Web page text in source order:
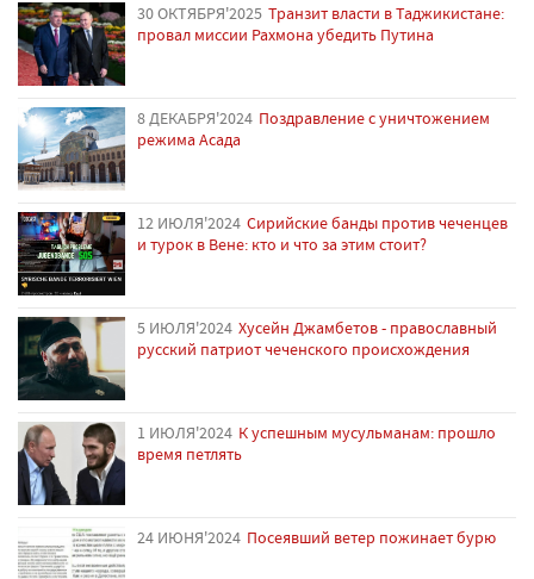
30 ОКТЯБРЯ'2025 Транзит власти в Таджикистане:
провал миссии Рахмона убедить Путина
8 ДЕКАБРЯ'2024 Поздравление с уничтожением
режима Асада
12 ИЮЛЯ'2024 Сирийские банды против чеченцев
и турок в Вене: кто и что за этим стоит?
5 ИЮЛЯ'2024 Хусейн Джамбетов - православный
русский патриот чеченского происхождения
1 ИЮЛЯ'2024 К успешным мусульманам: прошло
время петлять
24 ИЮНЯ'2024 Посеявший ветер пожинает бурю